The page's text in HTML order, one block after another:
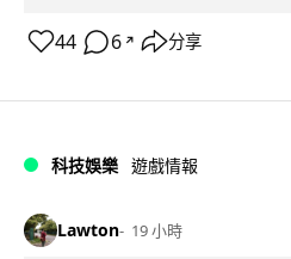
44 6 ↗ 分享
科技娛樂 遊戲情報
Lawton 19 小時